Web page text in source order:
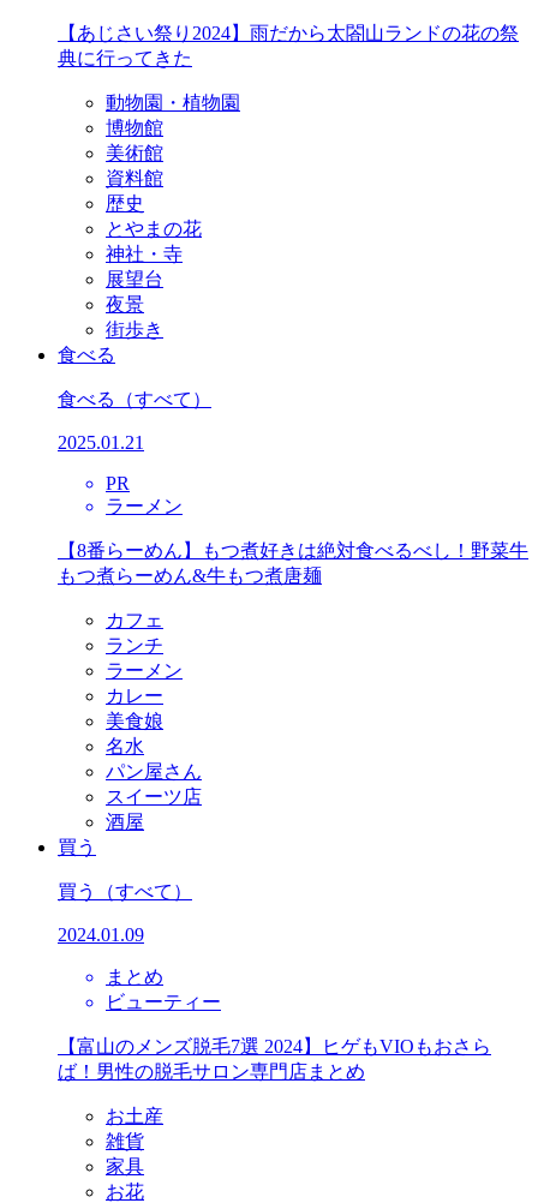
【あじさい祭り2024】雨だから太閤山ランドの花の祭
典に行ってきた
動物園・植物園
博物館
美術館
資料館
歴史
とやまの花
神社・寺
展望台
夜景
街歩き
食べる
食べる （すべて）
2025.01.21
PR
ラーメン
【8番らーめん】もつ煮好きは絶対食べるべし！野菜牛
もつ煮らーめん&牛もつ煮唐麺
カフェ
ランチ
ラーメン
カレー
美食娘
名水
パン屋さん
スイーツ店
酒屋
買う
買う （すべて）
2024.01.09
まとめ
ビューティー
【富山のメンズ脱毛7選 2024】ヒゲもVIOもおさら
ば！男性の脱毛サロン専門店まとめ
お土産
雑貨
家具
お花